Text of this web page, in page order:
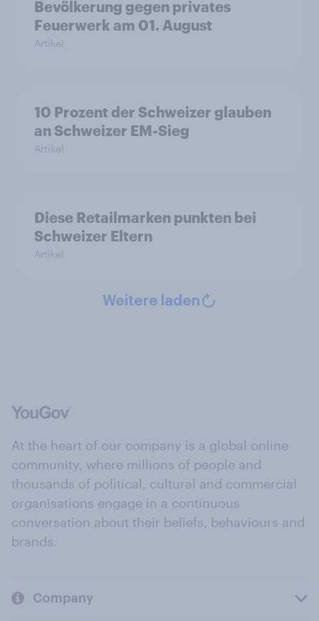
Bevölkerung gegen privates
Feuerwerk am 01. August
Artikel
10 Prozent der Schweizer glauben
an Schweizer EM-Sieg
Artikel
Diese Retailmarken punkten bei
Schweizer Eltern
Artikel
Weitere laden
At the heart of our company is a global online
community, where millions of people and
thousands of political, cultural and commercial
organisations engage in a continuous
conversation about their beliefs, behaviours and
brands.
Company